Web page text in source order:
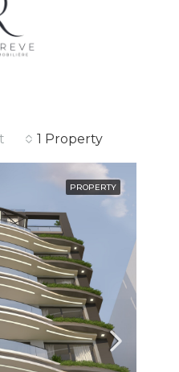
1 Property
PROPERTY